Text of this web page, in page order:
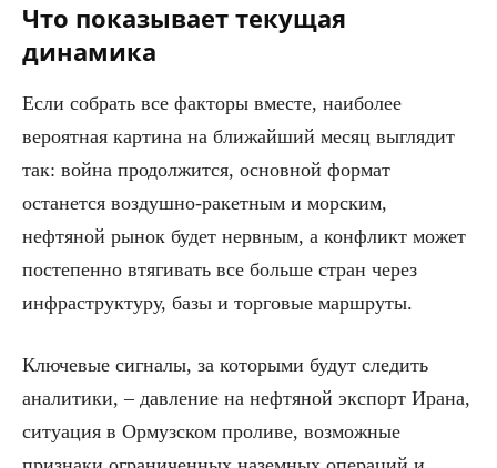
Что показывает текущая
динамика
Если собрать все факторы вместе, наиболее
вероятная картина на ближайший месяц выглядит
так: война продолжится, основной формат
останется воздушно-ракетным и морским,
нефтяной рынок будет нервным, а конфликт может
постепенно втягивать все больше стран через
инфраструктуру, базы и торговые маршруты.
Ключевые сигналы, за которыми будут следить
аналитики, – давление на нефтяной экспорт Ирана,
ситуация в Ормузском проливе, возможные